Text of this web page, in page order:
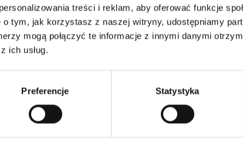
treści i reklam, aby oferować funkcje
tym, jak korzystasz z naszej witryny, udostępniamy
mogą połączyć te informacje z innymi danymi
ich usług.
Preferencje Statystyka
Spódniczka
Rory Black
Kraciasta wełniana
mini z podszewką Rory
219,00 zł160,00 zł